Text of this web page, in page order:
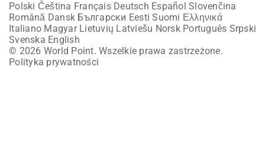
Polski Čeština Français Deutsch Español Slovenčina
Română Dansk Български Eesti Suomi Ελληνικά
Italiano Magyar Lietuvių Latviešu Norsk Português Srpski
Svenska English
© 2026 World Point. Wszelkie prawa zastrzeżone.
Polityka prywatności